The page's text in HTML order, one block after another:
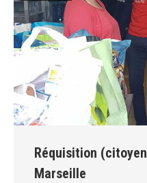
Réquisition
Marseille